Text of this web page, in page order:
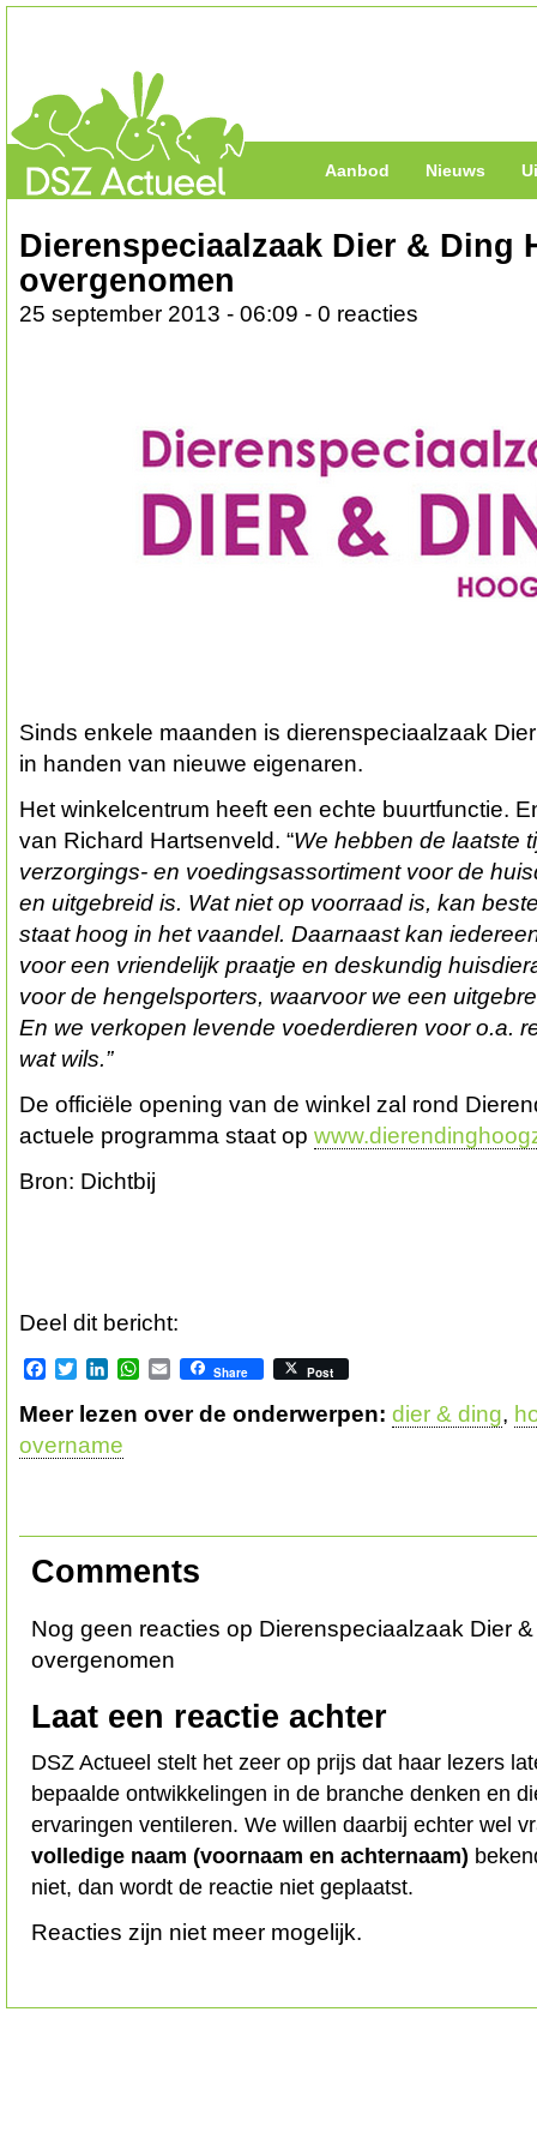
Aanbod Nieuws
Dierenspeciaalzaak Dier & Ding
overgenomen
25 september 2013 - 06:09 - 0 reacties
Sinds enkele maanden is dierenspeciaalzaak
in handen van nieuwe eigenaren.
Het winkelcentrum heeft een echte buurtfunctie.
van Richard Hartsenveld. “We hebben de laatste
verzorgings- en voedingsassortiment voor de
en uitgebreid is. Wat niet op voorraad is, kan
staat hoog in het vaandel. Daarnaast kan
voor een vriendelijk praatje en deskundig
voor de hengelsporters, waarvoor we een
En we verkopen levende voederdieren voor o.a.
wat wils.”
De officiële opening van de winkel zal rond
actuele programma staat op
Bron: Dichtbij
Deel dit bericht:
Facebook
TwitterLinkedInWhatsApp
EmailShare Post
Meer lezen over de onderwerpen: dier & ding,
overname
Comments
Nog geen reacties op Dierenspeciaalzaak Dier
overgenomen
Laat een reactie achter
DSZ Actueel stelt het zeer op prijs dat haar lezers
bepaalde ontwikkelingen in de branche denken en
ervaringen ventileren. We willen daarbij echter wel
volledige naam (voornaam en achternaam)
niet, dan wordt de reactie niet geplaatst.
Reacties zijn niet meer mogelijk.